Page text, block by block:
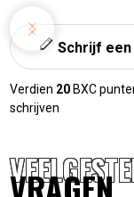
Schrijf
Verdien 20 BXC
schrijven